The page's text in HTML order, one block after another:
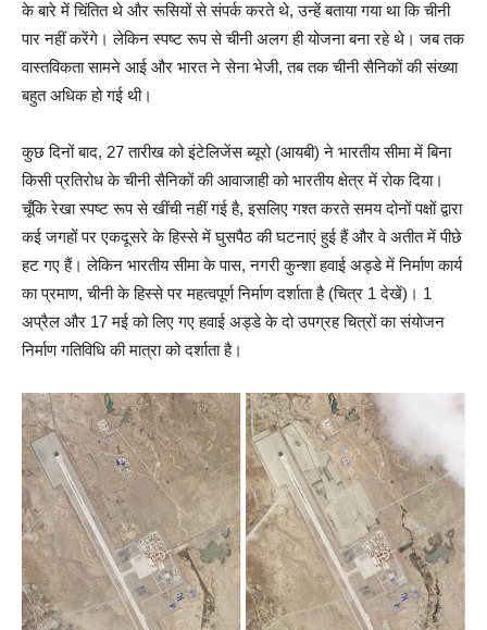
के बारे में चिंतित थे और रूसियों से संपर्क करते थे, उन्हें बताया गया था कि चीनी
पार नहीं करेंगे। लेकिन स्पष्ट रूप से चीनी अलग ही योजना बना रहे थे। जब तक
वास्तविकता सामने आई और भारत ने सेना भेजी, तब तक चीनी सैनिकों की संख्या
बहुत अधिक हो गई थी।
कुछ दिनों बाद, 27 तारीख को इंटेलिजेंस ब्यूरो (आयबी) ने भारतीय सीमा में बिना
किसी प्रतिरोध के चीनी सैनिकों की आवाजाही को भारतीय क्षेत्र में रोक दिया।
चूँकि रेखा स्पष्ट रूप से खींची नहीं गई है, इसलिए गश्त करते समय दोनों पक्षों द्वारा
कई जगहों पर एकदूसरे के हिस्से में घुसपैठ की घटनाएं हुई हैं और वे अतीत में पीछे
हट गए हैं। लेकिन भारतीय सीमा के पास, नगरी कुन्शा हवाई अड्डे में निर्माण कार्य
का प्रमाण, चीनी के हिस्से पर महत्वपूर्ण निर्माण दर्शाता है (चित्र 1 देखें)। 1
अप्रैल और 17 मई को लिए गए हवाई अड्डे के दो उपग्रह चित्रों का संयोजन
निर्माण गतिविधि की मात्रा को दर्शाता है।